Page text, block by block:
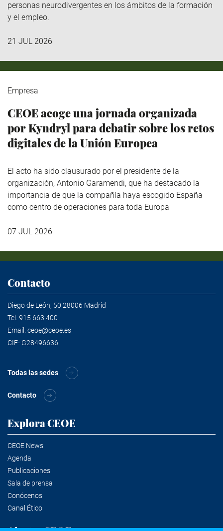
personas neurodivergentes en los ámbitos de la formación
y el empleo.
21 JUL 2026
Empresa
CEOE acoge una jornada organizada
por Kyndryl para debatir sobre los retos
digitales de la Unión Europea
El acto ha sido clausurado por el presidente de la
organización, Antonio Garamendi, que ha destacado la
importancia de que la compañía haya escogido España
como centro de operaciones para toda Europa
07 JUL 2026
Contacto
Diego de León, 50 28006 Madrid
Tel. 915 663 400
Email. ceoe@ceoe.es
CIF- G28496636
Todas las sedes
Contacto
Explora CEOE
CEOE News
Agenda
Publicaciones
Sala de prensa
Conócenos
Canal Ético